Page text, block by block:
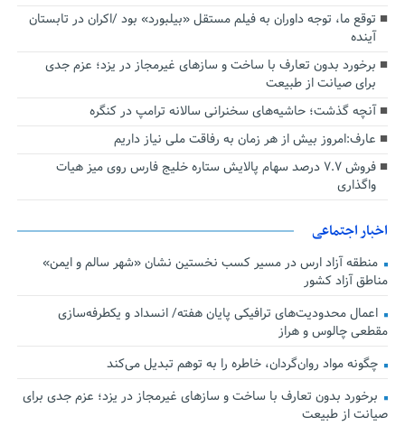
توقع ما، توجه داوران به فیلم مستقل «بیلبورد» بود /اکران در تابستان
آینده
برخورد بدون تعارف با ساخت‌ و سازهای غیرمجاز در یزد؛ عزم جدی
برای صیانت از طبیعت
آنچه گذشت؛ حاشیه‌های سخنرانی سالانه ترامپ در کنگره
عارف:امروز بیش از هر زمان به رفاقت ملی نیاز داریم
فروش ۷.۷ درصد سهام پالایش ستاره خلیج فارس روی میز هیات
واگذاری
اخبار اجتماعی
منطقه آزاد ارس در مسیر کسب نخستین نشان «شهر سالم و ایمن»
مناطق آزاد کشور
اعمال محدودیت‌های ترافیکی پایان هفته/ انسداد و یکطرفه‌سازی
مقطعی چالوس و هراز
چگونه مواد روان‌گردان، خاطره را به توهم تبدیل می‌کند
برخورد بدون تعارف با ساخت‌ و سازهای غیرمجاز در یزد؛ عزم جدی برای
صیانت از طبیعت